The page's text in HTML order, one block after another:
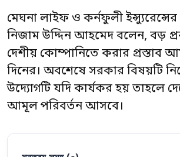
মেঘনা লাইফ ও কর্নফুলী ইন্স্যুরেন্সের
নিজাম উদ্দিন আহমেদ বলেন, বড়
দেশীয় কোম্পানিতে করার প্রস্তাব
দিনের। অবশেষে সরকার বিষয়টি
উদ্যোগটি যদি কার্যকর হয় তাহলে
আমূল পরিবর্তন আসবে।